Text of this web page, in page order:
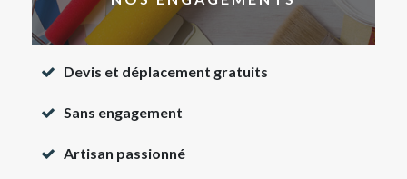
Devis et déplacement gratuits
Sans engagement
Artisan passionné